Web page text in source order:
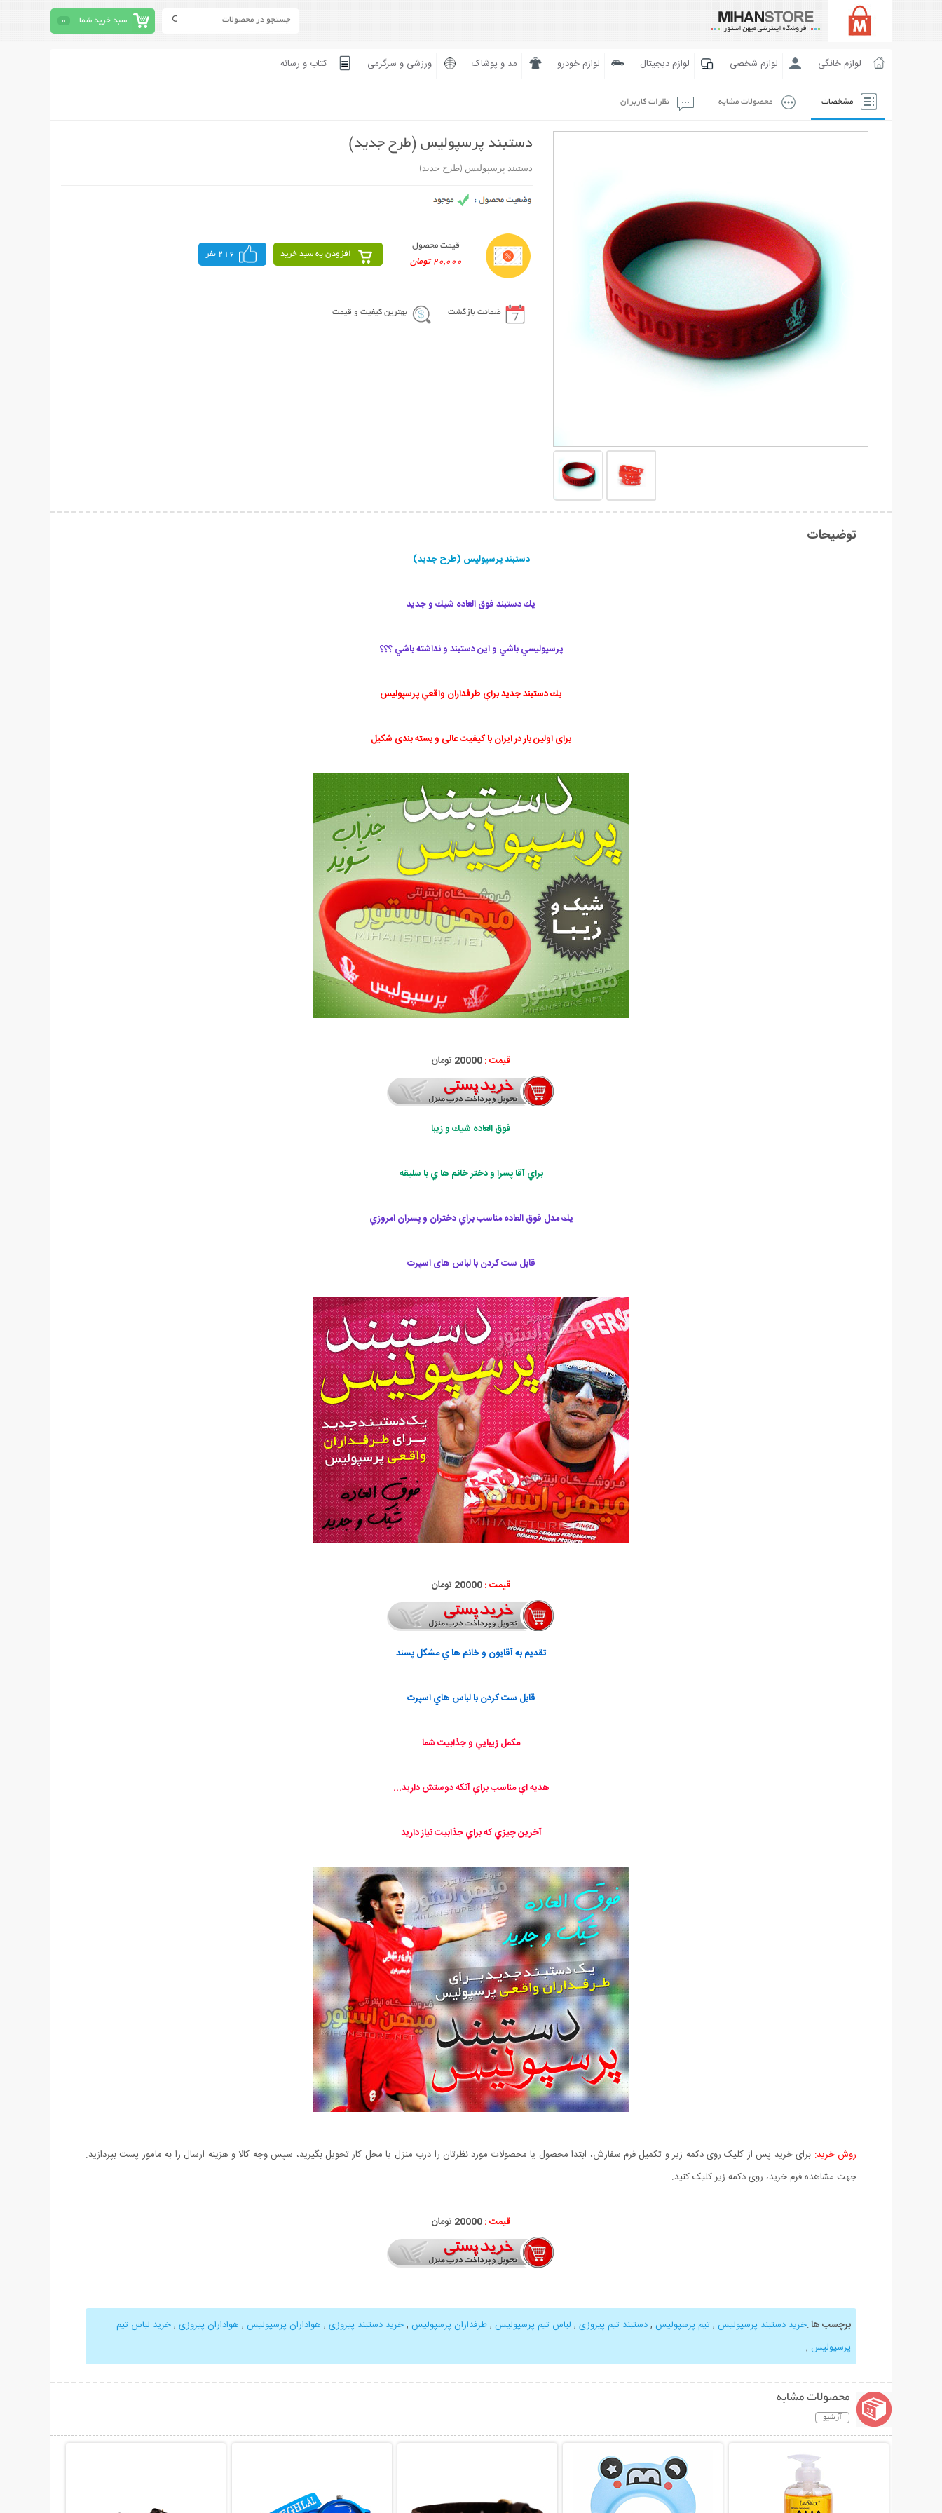
سبد خرید شما 0
لوازم خانگی لوازم شخصی لوازم دیجیتال لوازم خودرو مد و پوشاک ورزشی و سرگرمی کتاب و رسانه
مشخصات محصولات مشابه نظرات کاربران
دستبند پرسپولیس (طرح جدید)
دستبند پرسپولیس (طرح جدید)
قیمت محصول
20,000 تومان
افزودن به سبد خرید 216 نفر
ضمانت بازگشت بهترین کیفیت و قیمت
توضیحات
دستبند پرسپولیس (طرح جدید)
يك دستبند فوق العاده شيك و جديد
پرسپوليسي باشي و اين دستبند و نداشته باشي ؟؟؟
يك دستبند جديد براي طرفداران واقعي پرسپوليس
برای اولین بار در ایران با کیفیت عالی و بسته بندی شکیل
قیمت :
فوق العاده شيك و زيبا
براي آقا پسرا و دختر خانم ها ي با سليقه
يك مدل فوق العاده مناسب براي دختران و پسران امروزي
قابل ست کردن با لباس های اسپرت
قیمت :
تقديم به آقايون و خانم ها ي مشكل پسند
قابل ست كردن با لباس هاي اسپرت
مكمل زيبايي و جذابيت شما
هديه اي مناسب براي آنكه دوستش داريد...
آخرين چيزي كه براي جذابيت نياز داريد
روش خرید: برای خرید پس از کلیک روی دکمه زیر و تکمیل فرم سفارش، ابتدا محصول یا محصولات مورد نظرتان را درب منزل یا محل کار تحویل بگیرید، سپس وجه کالا و هزینه ارسال را به مامور پست بپردازید.
جهت مشاهده فرم خرید، روی دکمه زیر کلیک کنید.
قیمت :
برچسب ها:خرید دستبند پرسپولیس , تیم پرسپولیس ,دستبند تیم پیروزی , لباس تیم پرسپولیس ,طرفداران پرسپولیس ,خرید دستبند پیروزی , هواداران پرسپولیس , هواداران پیروزی ,خرید لباس تیم
پرسپولیس ,
محصولات مشابه
آرشیو